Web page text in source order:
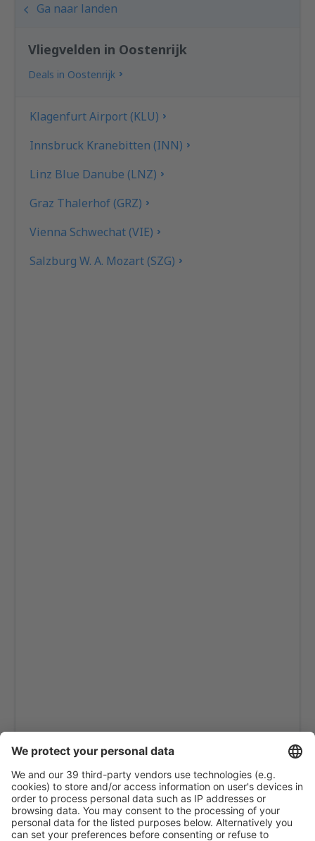
Ga naar landen
Vliegvelden in Oostenrijk
Deals in Oostenrijk
Klagenfurt Airport (KLU)
Innsbruck Kranebitten (INN)
Linz Blue Danube (LNZ)
Graz Thalerhof (GRZ)
Vienna Schwechat (VIE)
Salzburg W. A. Mozart (SZG)